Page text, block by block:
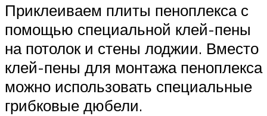
Приклеиваем плиты пеноплекса с
помощью специальной клей-пены
на потолок и стены лоджии. Вместо
клей-пены для монтажа пеноплекса
можно использовать специальные
грибковые дюбели.